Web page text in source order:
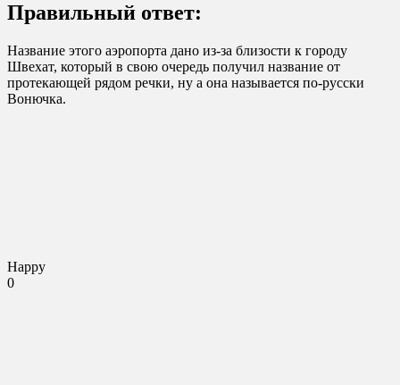
Правильный ответ:
Название этого аэропорта дано из-за близости к городу
Швехат, который в свою очередь получил название от
протекающей рядом речки, ну а она называется по-русски
Вонючка.
Happy
0